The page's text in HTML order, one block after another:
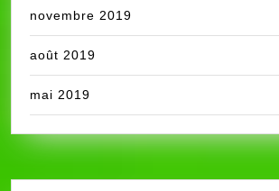
novembre 2019
août 2019
mai 2019